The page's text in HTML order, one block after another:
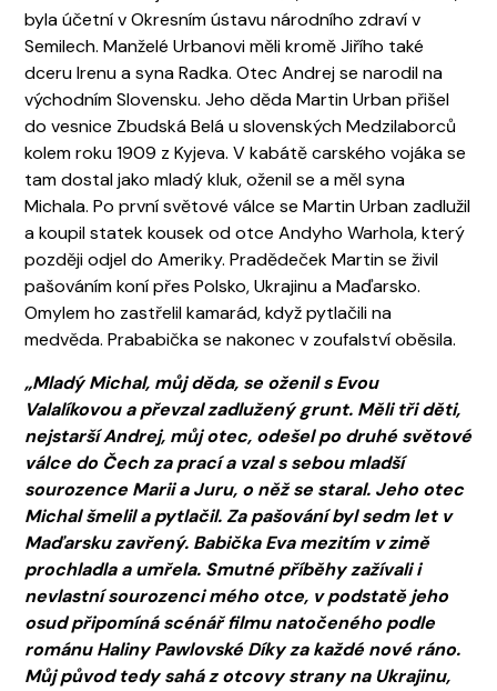
byla účetní v Okresním ústavu národního zdraví v
Semilech. Manželé Urbanovi měli kromě Jiřího také
dceru Irenu a syna Radka. Otec Andrej se narodil na
východním Slovensku. Jeho děda Martin Urban přišel
do vesnice Zbudská Belá u slovenských Medzilaborců
kolem roku 1909 z Kyjeva. V kabátě carského vojáka se
tam dostal jako mladý kluk, oženil se a měl syna
Michala. Po první světové válce se Martin Urban zadlužil
a koupil statek kousek od otce Andyho Warhola, který
později odjel do Ameriky. Pradědeček Martin se živil
pašováním koní přes Polsko, Ukrajinu a Maďarsko.
Omylem ho zastřelil kamarád, když pytlačili na
medvěda. Prababička se nakonec v zoufalství oběsila.
„Mladý Michal, můj děda, se oženil s Evou
Valalíkovou a převzal zadlužený grunt. Měli tři děti,
nejstarší Andrej, můj otec, odešel po druhé světové
válce do Čech za prací a vzal s sebou mladší
sourozence Marii a Juru, o něž se staral. Jeho otec
Michal šmelil a pytlačil. Za pašování byl sedm let v
Maďarsku zavřený. Babička Eva mezitím v zimě
prochladla a umřela. Smutné příběhy zažívali i
nevlastní sourozenci mého otce, v podstatě jeho
osud připomíná scénář filmu natočeného podle
románu Haliny Pawlovské Díky za každé nové ráno.
Můj původ tedy sahá z otcovy strany na Ukrajinu,